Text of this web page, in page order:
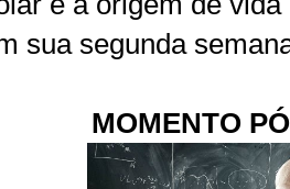
sua segunda
MOMENTO